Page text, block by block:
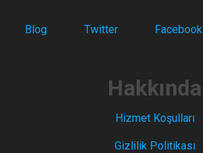
Blog Twitter Facebook
Hakkında
Hizmet Koşulları
Gizlilik Politikası